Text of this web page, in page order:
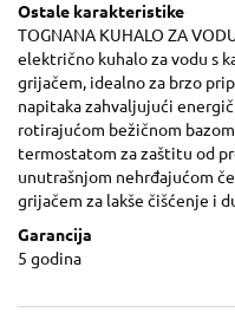
Ostale karakteristike
TOGNANA KUHALO ZA
električno kuhalo za vodu s
grijačem, idealno za brzo
napitaka zahvaljujući
rotirajućom bežičnom
termostatom za zaštitu od
unutrašnjom nehrđajućom
grijačem za lakše čišćenje i
Garancija
5 godina